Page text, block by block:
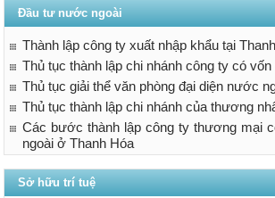
Đầu tư nước ngoài
Thành lập công ty xuất nhập khẩu tại
Thủ tục thành lập chi nhánh công ty có
Thủ tục giải thể văn phòng đại diện nước
Thủ tục thành lập chi nhánh của thương
Các bước thành lập công ty thương mại
ngoài ở Thanh Hóa
Sở hữu trí tuệ